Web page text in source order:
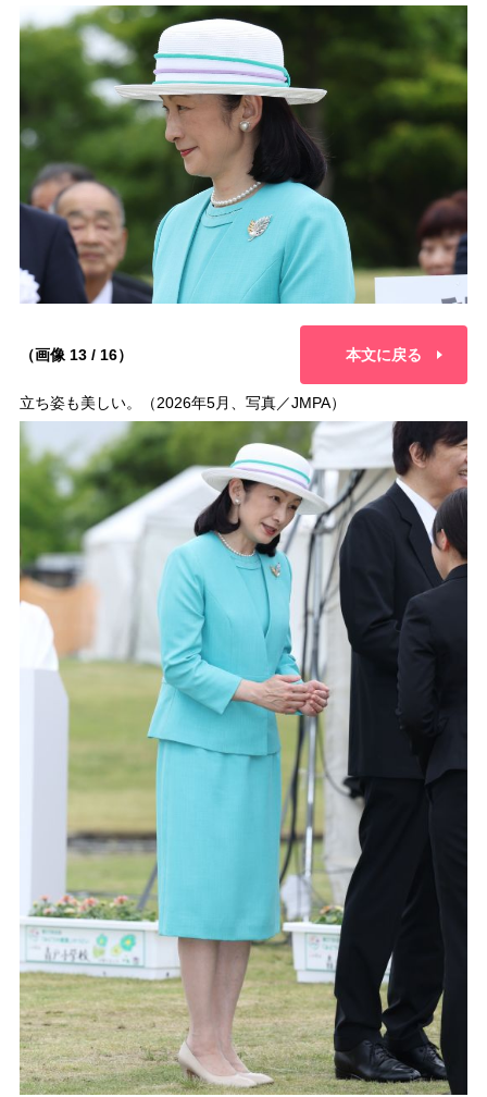
（画像 13 / 16） 本文に戻る
立ち姿も美しい。（2026年5月、写真／JMPA）